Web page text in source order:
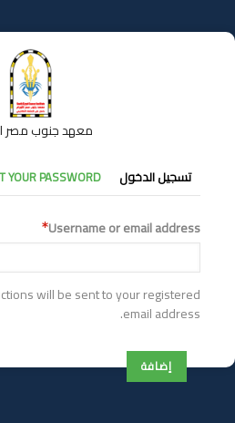
إلى
المحتوى
معهد جنوب مصر
التبويبات
الأساسية
تسجيل الدخول YOUR PASSWORD
Username or email address
will be sent to your registered
email address.